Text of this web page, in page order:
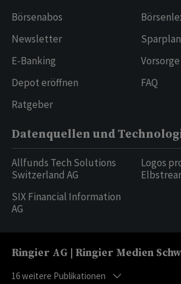
Börsenabos
Newsletter
E-Banking
Depot eröffnen
Ratgeber
Sparplan
Vorsorge
FAQ
Datenquellen und
Allfunds Tech Solutions
Switzerland AG
SIX Financial Information
AG
Logos
Ringier AG | Ringier Medien
16weitere Publikationen